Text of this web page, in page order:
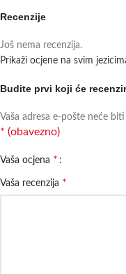
Recenzije
Još nema recenzija.
Prikaži ocjene na svim
Budite prvi koji će
Vaša adresa e-pošte neće
* (obavezno)
Vaša ocjena *
Vaša recenzija *